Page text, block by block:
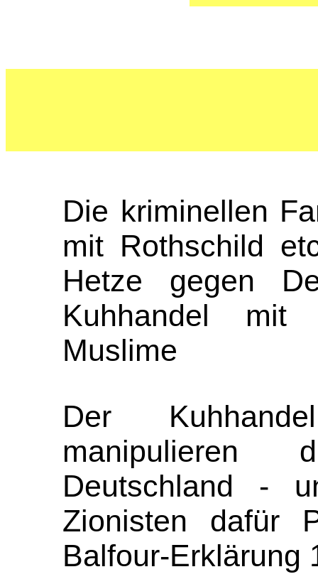
Die kriminellen
mit Rothschild
Hetze gegen
Kuhhandel
Muslime
Der
Deutschland -
Zionisten dafür
Balfour-Erklärung